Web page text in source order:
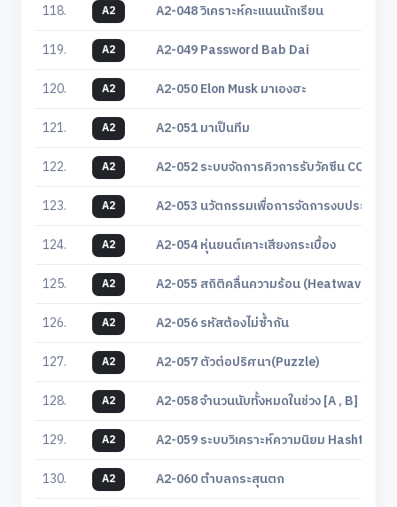
118.
A2
A2-048 วิเคราะห์คะแนนนักเรียน
119.
A2
A2-049 Password Bab Dai
120.
A2
A2-050 Elon Musk มาเองฮะ
121.
A2
A2-051 มาเป็นทีม
122.
A2
A2-052 ระบบจัดการคิวการรับวัคซีน COVID-
123.
A2
A2-053 นวัตกรรมเพื่อการจัดการงบประมาณ
124.
A2
A2-054 หุ่นยนต์เคาะเสียงกระเบื้อง
125.
A2
A2-055 สถิติคลื่นความร้อน (Heatwave
126.
A2
A2-056 รหัสต้องไม่ซ้ำกัน
127.
A2
A2-057 ตัวต่อปริศนา(Puzzle)
128.
A2
A2-058 จํานวนนับทั้งหมดในช่วง [A , B] ที่หาร
129.
A2
A2-059 ระบบวิเคราะห์ความนิยม Hashtag บ
130.
A2
A2-060 ตำบลกระสุนตก